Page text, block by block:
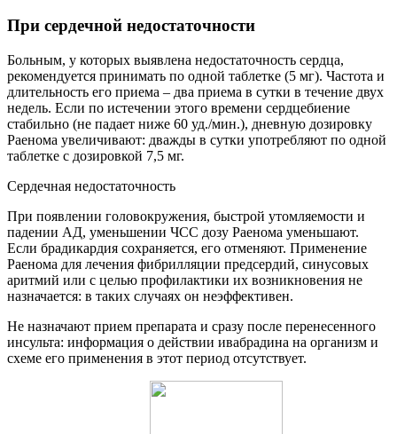
При сердечной недостаточности
Больным, у которых выявлена недостаточность сердца,
рекомендуется принимать по одной таблетке (5 мг). Частота и
длительность его приема – два приема в сутки в течение двух
недель. Если по истечении этого времени сердцебиение
стабильно (не падает ниже 60 уд./мин.), дневную дозировку
Раенома увеличивают: дважды в сутки употребляют по одной
таблетке с дозировкой 7,5 мг.
Сердечная недостаточность
При появлении головокружения, быстрой утомляемости и
падении АД, уменьшении ЧСС дозу Раенома уменьшают.
Если брадикардия сохраняется, его отменяют. Применение
Раенома для лечения фибрилляции предсердий, синусовых
аритмий или с целью профилактики их возникновения не
назначается: в таких случаях он неэффективен.
Не назначают прием препарата и сразу после перенесенного
инсульта: информация о действии ивабрадина на организм и
схеме его применения в этот период отсутствует.